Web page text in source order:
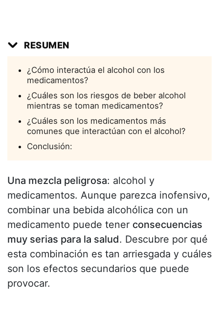
RESUMEN
¿Cómo interactúa el alcohol con los
medicamentos?
¿Cuáles son los riesgos de beber alcohol
mientras se toman medicamentos?
¿Cuáles son los medicamentos más
comunes que interactúan con el alcohol?
Conclusión:
Una mezcla peligrosa: alcohol y
medicamentos. Aunque parezca inofensivo,
combinar una bebida alcohólica con un
medicamento puede tener consecuencias
muy serias para la salud. Descubre por qué
esta combinación es tan arriesgada y cuáles
son los efectos secundarios que puede
provocar.